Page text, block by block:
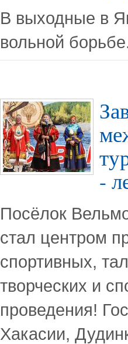
В выходные в
вольной
-
Посёлок
стал центром
спортивных,
творческих и
проведения!
Хакасии,